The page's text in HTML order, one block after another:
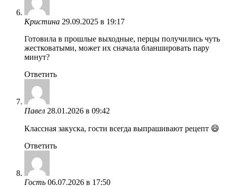
Кристина 29.09.2025 в 19:17
Готовила в прошлые выходные, перцы получились чуть
жестковатыми, может их сначала бланшировать пару
минут?
Ответить
Павел 28.01.2026 в 09:42
Классная закуска, гости всегда выпрашивают рецепт 😄
Ответить
Гость 06.07.2026 в 17:50